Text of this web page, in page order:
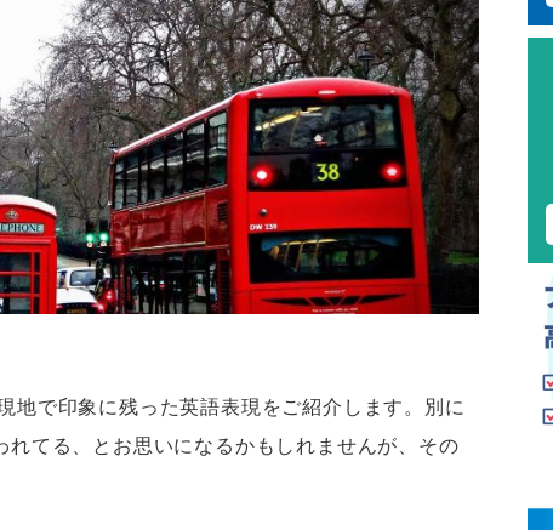
地で印象に残った英語表現をご紹介します。別に
てる、とお思いになるかもしれませんが、その